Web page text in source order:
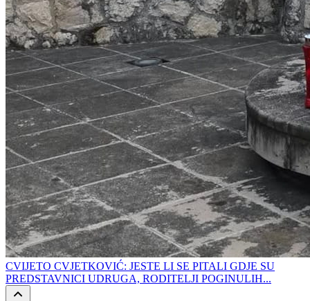
CVIJETO CVJETKOVIĆ: JESTE LI SE PITALI GDJE SU
PREDSTAVNICI UDRUGA, RODITELJI POGINULIH...